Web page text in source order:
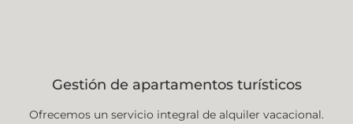
Gestión de apartamentos turísticos
Ofrecemos un servicio integral de alquiler vacacional.